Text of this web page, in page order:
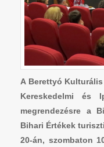
A Berettyó
Kereskedelmi és
megrendezésre a
Bihari Értékek
20-án, szombaton